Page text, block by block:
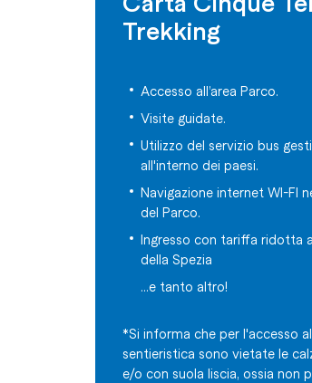
Trekking
Accesso all’area Parco.
Visite guidate.
Utilizzo del servizio bus
all'interno dei paesi.
Navigazione internet WI-FI
del Parco.
Ingresso con tariffa ridotta
della Spezia
...e tanto altro!
*Si informa che per l'accesso
sentieristica sono vietate le
e/o con suola liscia, ossia non